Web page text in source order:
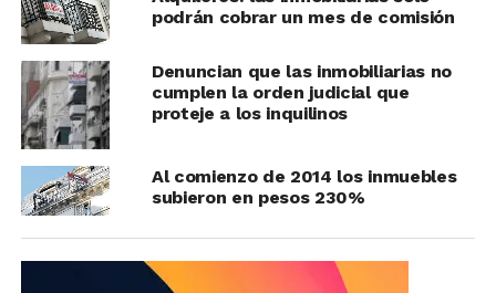
podrán cobrar un mes de comisión
Denuncian que las inmobiliarias no
cumplen la orden judicial que
proteje a los inquilinos
Al comienzo de 2014 los inmuebles
subieron en pesos 230%